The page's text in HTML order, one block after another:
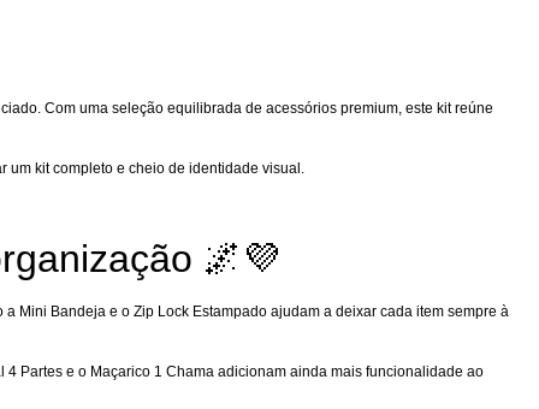
Com uma seleção equilibrada de acessórios premium, este kit reúne
um kit completo e cheio de identidade visual.
🌌💜
Mini Bandeja e o Zip Lock Estampado ajudam a deixar cada item sempre à
Partes e o Maçarico 1 Chama adicionam ainda mais funcionalidade ao